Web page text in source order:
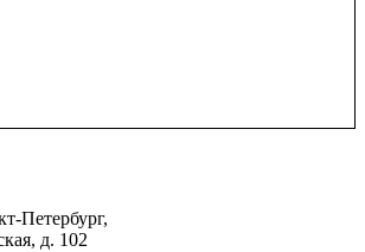
Петербург,
д. 102